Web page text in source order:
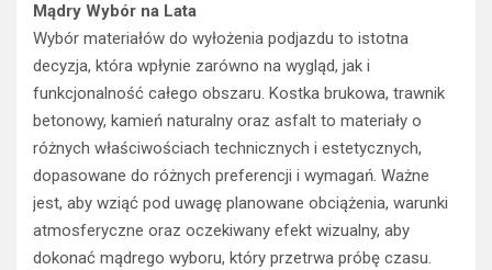
Mądry Wybór na Lata
Wybór materiałów do wyłożenia podjazdu to istotna
decyzja, która wpłynie zarówno na wygląd, jak i
funkcjonalność całego obszaru. Kostka brukowa, trawnik
betonowy, kamień naturalny oraz asfalt to materiały o
różnych właściwościach technicznych i estetycznych,
dopasowane do różnych preferencji i wymagań. Ważne
jest, aby wziąć pod uwagę planowane obciążenia, warunki
atmosferyczne oraz oczekiwany efekt wizualny, aby
dokonać mądrego wyboru, który przetrwa próbę czasu.